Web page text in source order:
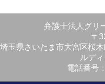
弁護士法人グリ
〒
埼玉県さいたま市大宮区桜
ルデ
電話番号